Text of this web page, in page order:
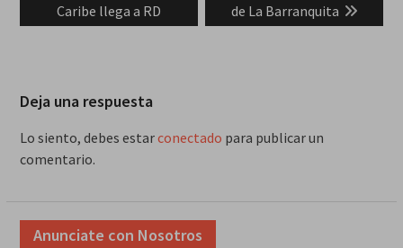
Caribe llega a RD
de La Barranquita
Deja una respuesta
Lo siento, debes estarconectado para publicar un
comentario.
Anunciate con Nosotros